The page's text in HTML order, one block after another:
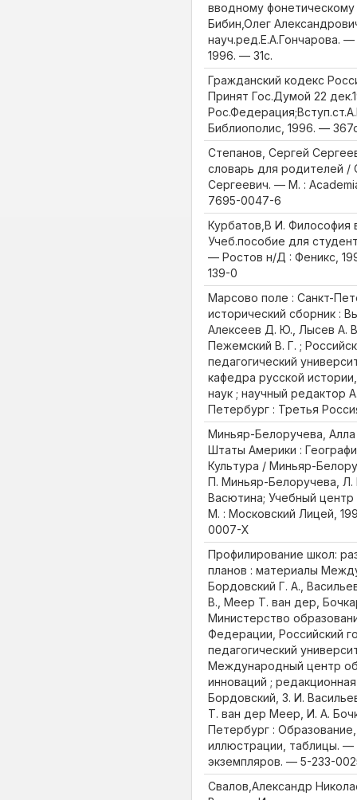
вводному
Бибин,Олег
науч.ред.Е.А.Гончарова.
1996. — 31с.
Гражданский кодекс
Принят Гос.Думой 22
Библиополис, 1996. —
Степанов, Сергей
словарь для родителей /
Сергеевич. — М. :
7695-0047-6
Курбатов,В И. Философия
Учеб.пособие для
— Ростов н/Д : Феникс,
139-0
Марсово поле : Санкт-
исторический сборник :
Алексеев Д. Ю., Лысев А.
Пежемский В. Г. ;
педагогический
кафедра русской
наук ; научный редактор
Петербург : Третья
Миньяр-Белоручева,
Штаты Америки :
Культура / Миньяр-
П. Миньяр-Белоручева, Л.
Васютина; Учебный
М. : Московский Лицей,
0007-Х
Профилирование школ:
планов : материалы
Бордовский Г. А.,
В., Меер Т. ван дер,
Министерство
Федерации, Российский
педагогический
Международный центр
инноваций ; редакционная
Бордовский, З. И.
Т. ван дер Меер, И. А.
Петербург :
иллюстрации, таблицы. —
экземпляров. — 5-233-
Свалов,Александр